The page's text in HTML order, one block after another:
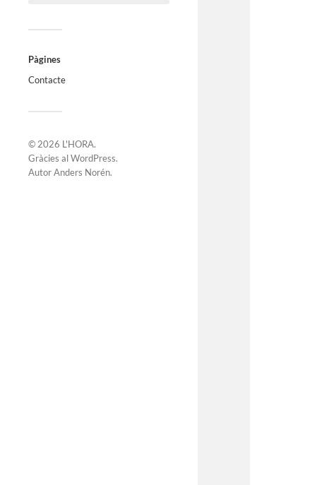
Pàgines
Contacte
© 2026 L'HORA.
Gràcies alWordPress.
AutorAnders Norén.